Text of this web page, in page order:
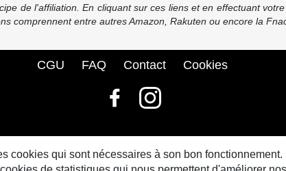
de l'affiliation. En cliquant sur ces liens et en effectuant
comprennent entre autres Amazon, Rakuten ou encore la
CGU FAQ Contact Cookies
© bdbase.fr 2026
cookies qui sont nécessaires à son bon fonctionnement.